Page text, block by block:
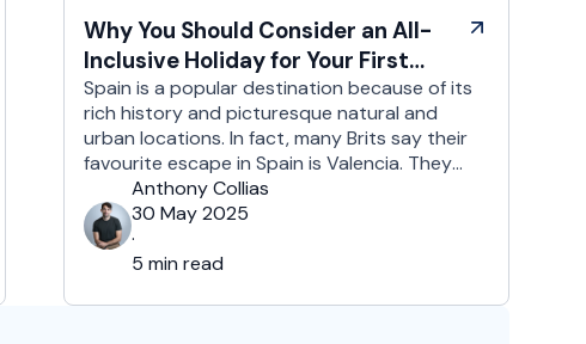
Why You Should Consider an All-
Inclusive Holiday for Your First
Visit to Spain
Spain is a popular destination because of its
rich history and picturesque natural and
urban locations. In fact, many Brits say their
favourite escape in Spain is Valencia. They
loved the country's third-largest city for its
coastline and beaches, tourist attractions,
shopping spots, and overall friendliness of the
people. Apart from this city, they also liked
Anthony Collias
30 May 2025
·
5 min read